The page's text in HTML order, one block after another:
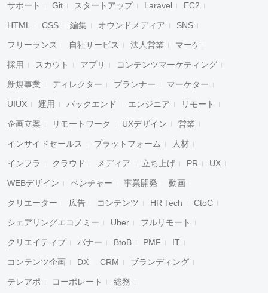
サポート Git スタートアップ Laravel EC2
HTML CSS 編集 オウンドメディア SNS
フリーランス 自社サービス 法人営業 マーケ
採用 スカウト アプリ コンテンツマーケティング
新規事業 ディレクター プランナー マーケター
UIUX 運用 バックエンド エンジニア リモート
企画立案 リモートワーク UXデザイン 営業
インサイドセールス プラットフォーム 人材
インフラ クラウド メディア 立ち上げ PR UX
WEBデザイン ベンチャー 事業開発 動画
クリエーター 広告 コンテンツ HR Tech CtoC
シェアリングエコノミー Uber フルリモート
クリエイティブ バナー BtoB PMF IT
コンテンツ企画 DX CRM ブランディング
テレアポ コーポレート 総務